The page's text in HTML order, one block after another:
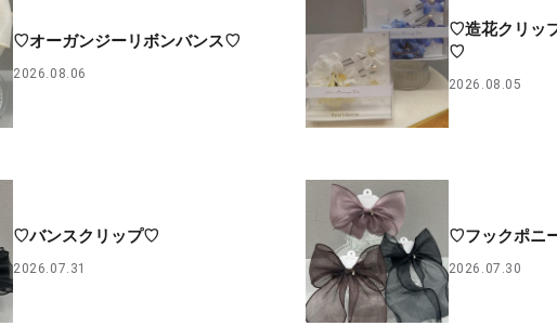
♡オーガンジーリボンバンス♡
2026.08.06
♡造花クリッ
♡
2026.08.05
♡バンスクリップ♡
2026.07.31
♡フックポニ
2026.07.30